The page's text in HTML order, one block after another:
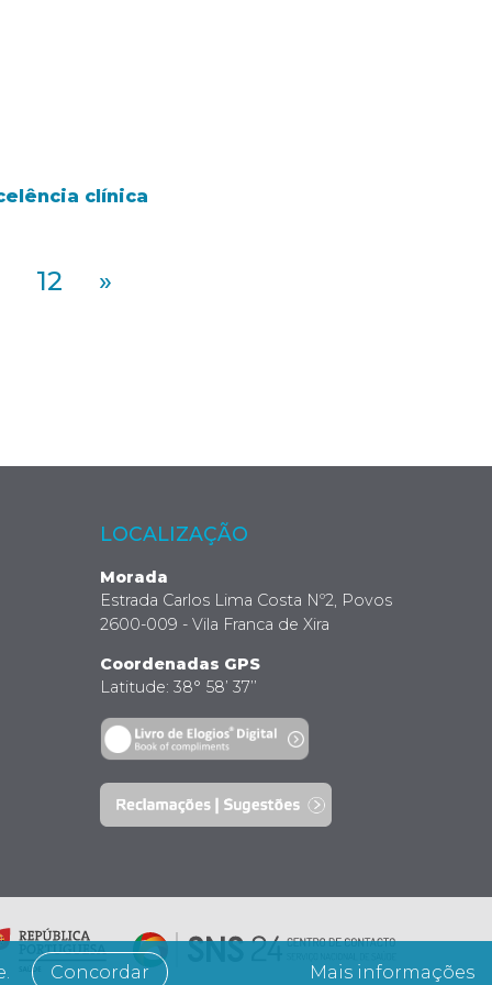
clínica
12 »
Concordar Mais informações
LOCALIZAÇÃO
Morada
Estrada Carlos Lima Costa Nº2, Povos
2600-009 - Vila Franca de Xira
Coordenadas GPS
Latitude: 38° 58’ 37’’